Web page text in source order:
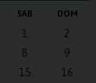
SAB DOM
1
2
8
9
15
16